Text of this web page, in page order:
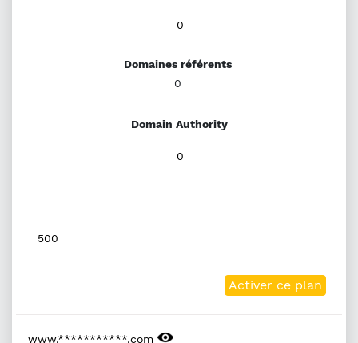
0
Domaines référents
0
Domain Authority
0
500
Activer ce plan
www.***********.com